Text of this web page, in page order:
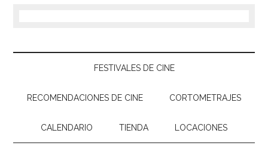
FESTIVALES DE CINE
RECOMENDACIONES DE CINE CORTOMETRAJES
CALENDARIO TIENDA LOCACIONES